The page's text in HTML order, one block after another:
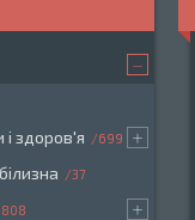
і здоров'я 699
37